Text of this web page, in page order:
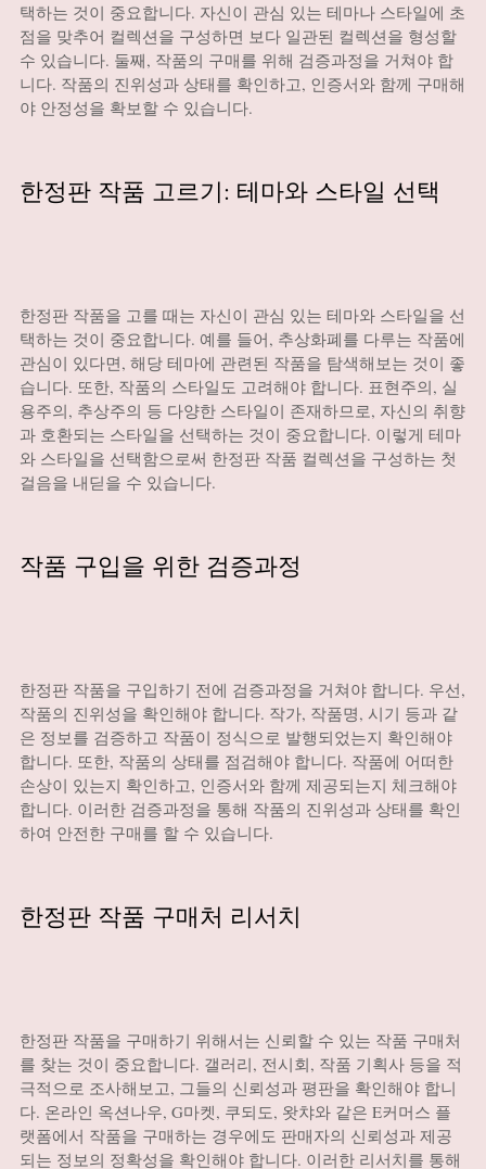
택하는 것이 중요합니다. 자신이 관심 있는 테마나 스타일에 초
점을 맞추어 컬렉션을 구성하면 보다 일관된 컬렉션을 형성할
수 있습니다. 둘째, 작품의 구매를 위해 검증과정을 거쳐야 합
니다. 작품의 진위성과 상태를 확인하고, 인증서와 함께 구매해
야 안정성을 확보할 수 있습니다.
한정판 작품 고르기: 테마와 스타일 선택
한정판 작품을 고를 때는 자신이 관심 있는 테마와 스타일을 선
택하는 것이 중요합니다. 예를 들어, 추상화폐를 다루는 작품에
관심이 있다면, 해당 테마에 관련된 작품을 탐색해보는 것이 좋
습니다. 또한, 작품의 스타일도 고려해야 합니다. 표현주의, 실
용주의, 추상주의 등 다양한 스타일이 존재하므로, 자신의 취향
과 호환되는 스타일을 선택하는 것이 중요합니다. 이렇게 테마
와 스타일을 선택함으로써 한정판 작품 컬렉션을 구성하는 첫
걸음을 내딛을 수 있습니다.
작품 구입을 위한 검증과정
한정판 작품을 구입하기 전에 검증과정을 거쳐야 합니다. 우선,
작품의 진위성을 확인해야 합니다. 작가, 작품명, 시기 등과 같
은 정보를 검증하고 작품이 정식으로 발행되었는지 확인해야
합니다. 또한, 작품의 상태를 점검해야 합니다. 작품에 어떠한
손상이 있는지 확인하고, 인증서와 함께 제공되는지 체크해야
합니다. 이러한 검증과정을 통해 작품의 진위성과 상태를 확인
하여 안전한 구매를 할 수 있습니다.
한정판 작품 구매처 리서치
한정판 작품을 구매하기 위해서는 신뢰할 수 있는 작품 구매처
를 찾는 것이 중요합니다. 갤러리, 전시회, 작품 기획사 등을 적
극적으로 조사해보고, 그들의 신뢰성과 평판을 확인해야 합니
다. 온라인 옥션나우, G마켓, 쿠되도, 왓챠와 같은 E커머스 플
랫폼에서 작품을 구매하는 경우에도 판매자의 신뢰성과 제공
되는 정보의 정확성을 확인해야 합니다. 이러한 리서치를 통해